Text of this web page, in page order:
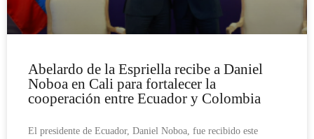
Abelardo de la Espriella recibe a Daniel
Noboa en Cali para fortalecer la
cooperación entre Ecuador y Colombia
El presidente de Ecuador, Daniel Noboa, fue recibido este